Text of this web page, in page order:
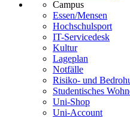
Campus
Essen/Mensen
Hochschulsport
IT-Servicedesk
Kultur
Lageplan
Notfälle
Risiko- und
Studentisches
Uni-Shop
Uni-Account